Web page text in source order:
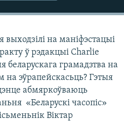
выходзілі на маніфэстацыі
ў рэдакцыі Charlie
беларускага грамадзтва на
эўрапейскасьць? Гэтыя
абмяркоўваюць
«Беларускі часопіс»
Віктар